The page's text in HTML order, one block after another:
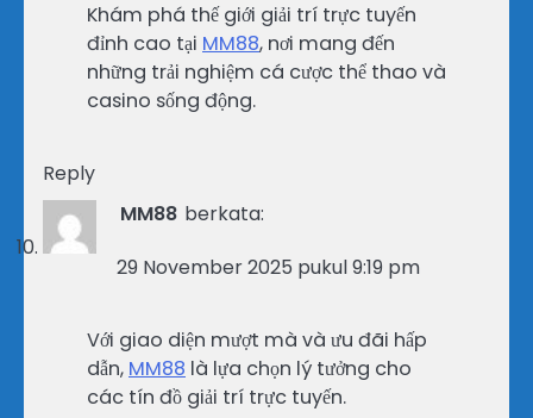
Khám phá thế giới giải trí trực tuyến
đỉnh cao tại MM88, nơi mang đến
những trải nghiệm cá cược thể thao và
casino sống động.
Reply
MM88 berkata:
29 November 2025 pukul 9:19 pm
Với giao diện mượt mà và ưu đãi hấp
dẫn, MM88 là lựa chọn lý tưởng cho
các tín đồ giải trí trực tuyến.